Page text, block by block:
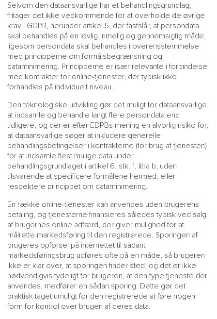
Selvom den dataansvarlige har et behandlingsgrundlag,
fritager det ikke vedkommende for at overholde de øvrige
krav i GDPR, herunder artikel 5, der fastslår, at persondata
skal behandles på en lovlig, rimelig og gennemsigtig måde,
ligesom persondata skal behandles i overensstemmelse
med principperne om formålsbegrænsning og
dataminimering. Principperne er især relevante i forbindelse
med kontrakter for online-tjenester, der typisk ikke
forhandles på individuelt niveau.
Den teknologiske udvikling gør det muligt for dataansvarlige
at indsamle og behandle langt flere persondata end
tidligere, og der er efter EDPBs mening en alvorlig risiko for,
at dataansvarlige søger at inkludere generelle
behandlingsbetingelser i kontrakterne (for brug af tjenesten)
for at indsamle flest mulige data under
behandlingsgrundlaget i artikel 6, stk. 1, litra b, uden
tilsvarende at specificere formålene hermed, eller
respektere princippet om dataminimering.
En række online-tjenester kan anvendes uden brugerens
betaling, og tjenesterne finansieres således typisk ved salg
af brugernes online adfærd, der giver mulighed for at
målrette markedsføring til den registrerede. Sporingen af
brugeres opførsel på internettet til sådant
markedsføringsbrug udføres ofte på en måde, så brugeren
ikke er klar over, at sporingen finder sted, og det er ikke
nødvendigvis tydeligt for brugeren, at den type tjeneste der
anvendes, medfører en sådan sporing. Dette gør det
praktisk taget umuligt for den registrerede at føre nogen
form for kontrol over brugen af deres data.